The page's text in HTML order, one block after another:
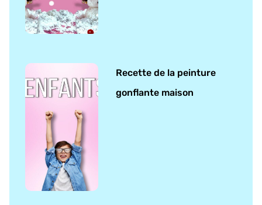
Recette de la peinture
gonflante maison